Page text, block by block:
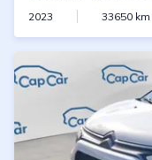
2023 33650km